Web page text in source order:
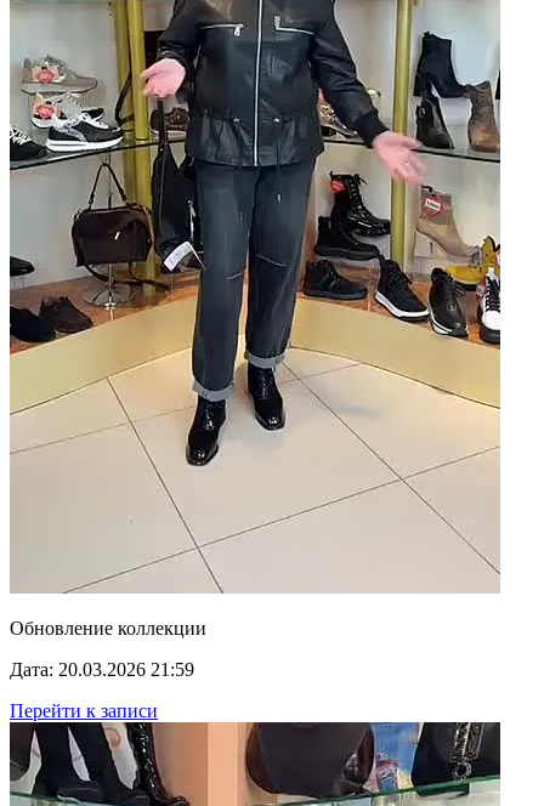
Обновление коллекции
Дата: 20.03.2026 21:59
Перейти к записи